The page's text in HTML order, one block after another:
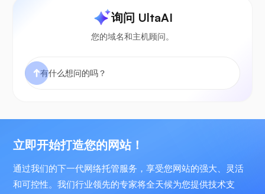
询问 UltaAI
您的域名和主机顾问。
立即开始打造您的网站！
通过我们的下一代网络托管服务，享受您网站的强大、灵活
和可控性。我们行业领先的专家将全天候为您提供技术支